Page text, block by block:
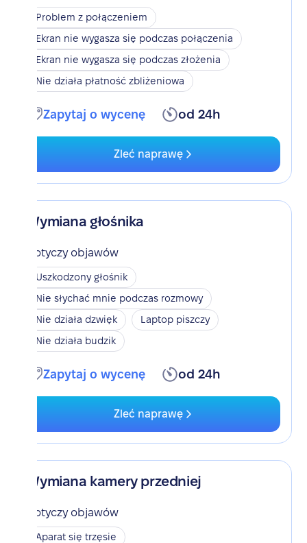
Problem z połączeniem
Ekran nie wygasza się podczas połączenia
Ekran nie wygasza się podczas złożenia
Nie działa płatność zbliżeniowa
Zapytaj o wycenę od 24h
Zleć naprawę
Wymiana głośnika
Dotyczy objawów
Uszkodzony głośnik
Nie słychać mnie podczas rozmowy
Nie działa dzwięk
Laptop piszczy
Nie działa budzik
Zapytaj o wycenę od 24h
Zleć naprawę
Wymiana kamery przedniej
Dotyczy objawów
Aparat się trzęsie